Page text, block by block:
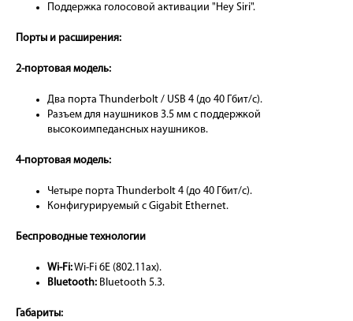
Поддержка голосовой активации "Hey Siri".
Порты и расширения:
2-портовая модель:
Два порта Thunderbolt / USB 4 (до 40 Гбит/с).
Разъем для наушников 3.5 мм с поддержкой
высокоимпедансных наушников.
4-портовая модель:
Четыре порта Thunderbolt 4 (до 40 Гбит/с).
Конфигурируемый с Gigabit Ethernet.
Беспроводные технологии
Wi-Fi:Wi-Fi 6E (802.11ax).
Bluetooth: Bluetooth 5.3.
Габариты: